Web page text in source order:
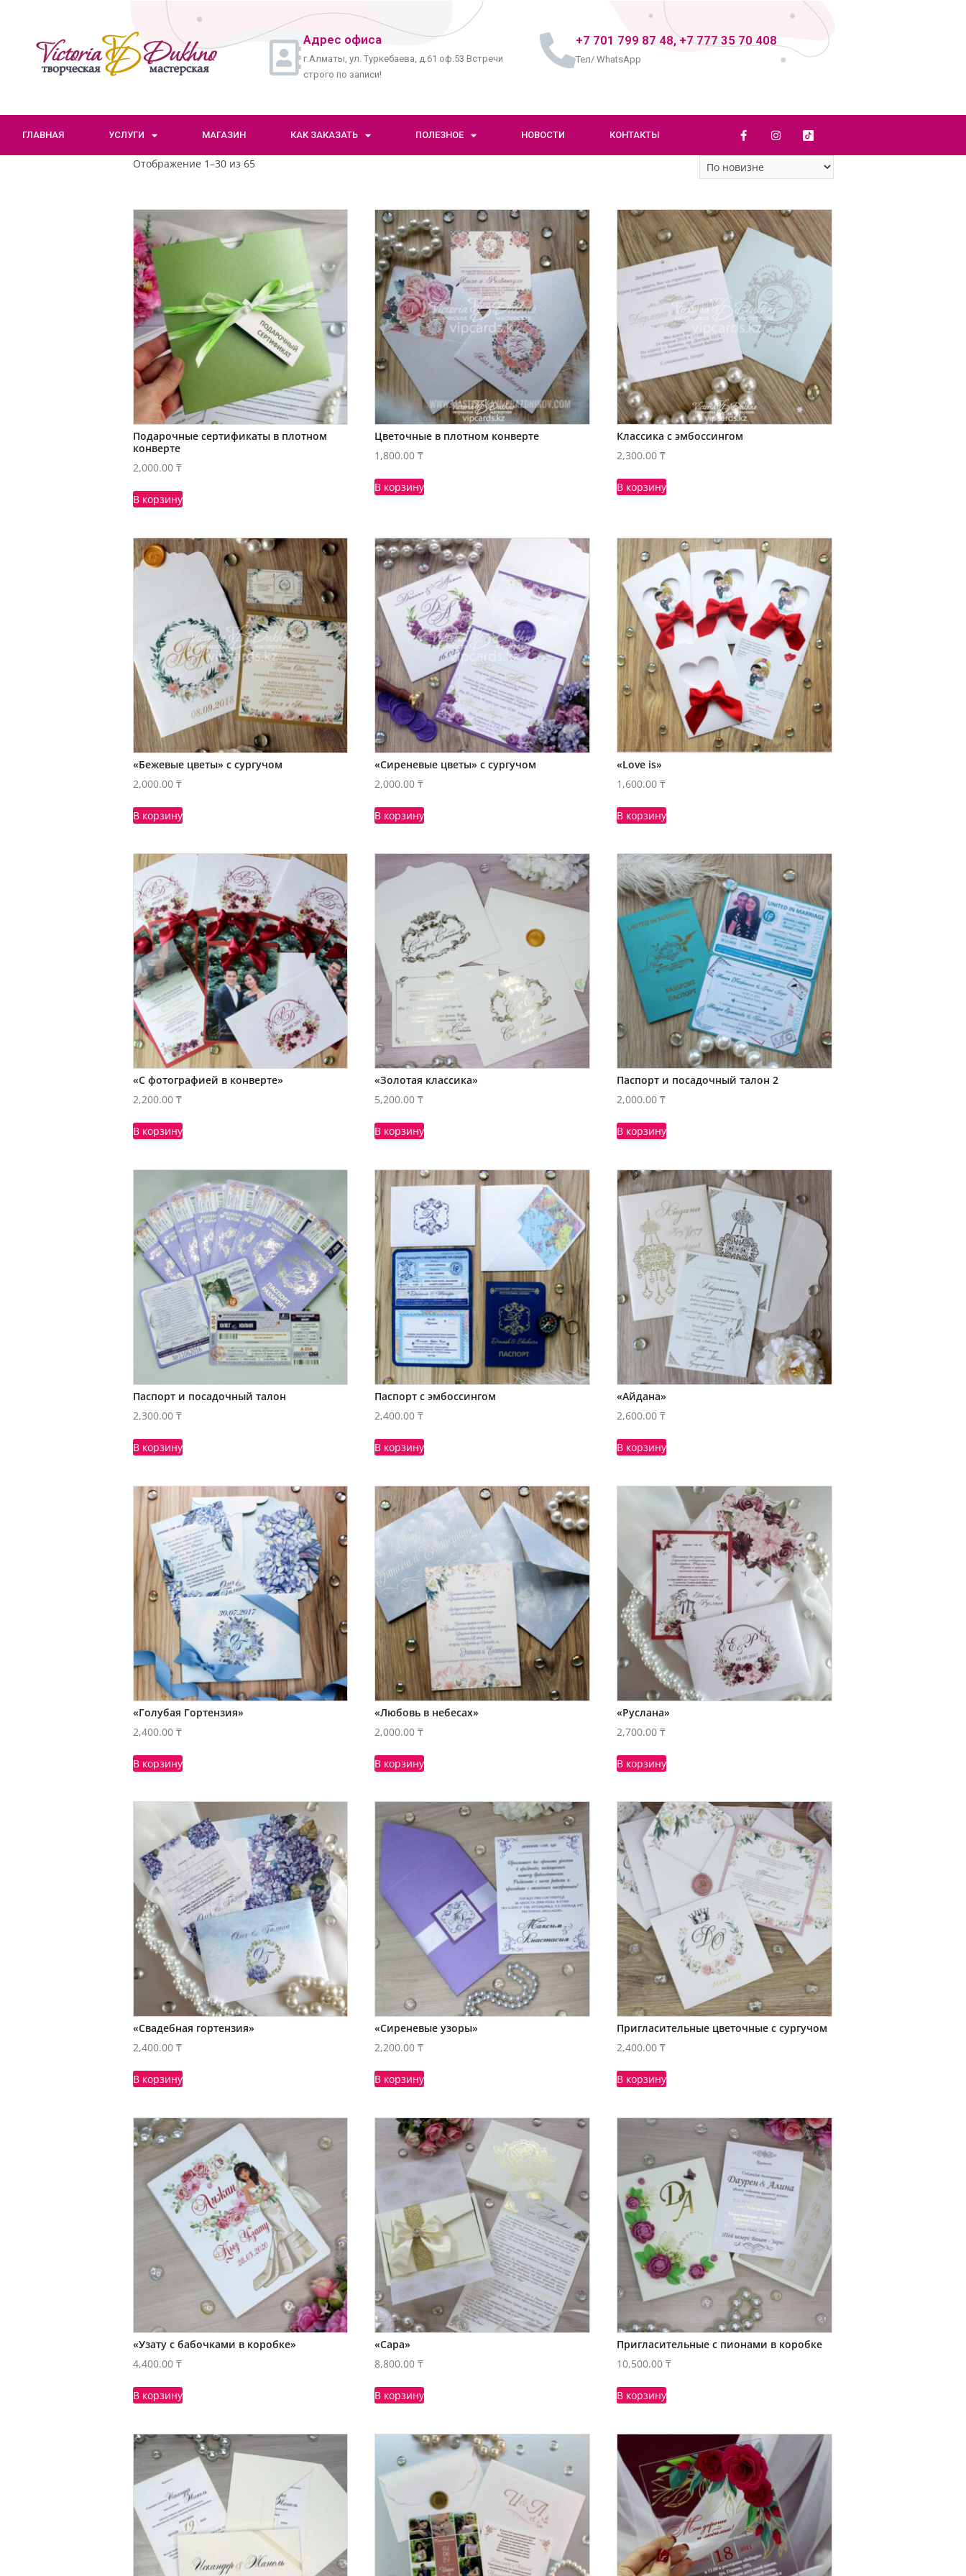
Адрес офиса
г.Алматы, ул. Туркебаева, д.61 оф.53 Встречи
строго по записи!
+7 701 799 87 48, +7 777 35 70 408
Тел/ WhatsApp
ГЛАВНАЯ УСЛУГИ МАГАЗИН КАК ЗАКАЗАТЬ ПОЛЕЗНОЕ НОВОСТИ КОНТАКТЫ
Отображение 1–30 из 65
Подарочные сертификаты в плотном
конверте
2,000.00 ₸
В корзину
Цветочные в плотном конверте
1,800.00₸
В корзину
Классика с эмбоссингом
2,300.00₸
В корзину
«Бежевые цветы» с сургучом
2,000.00 ₸
В корзину
«Сиреневые цветы» с сургучом
2,000.00₸
В корзину
«Love is»
1,600.00₸
В корзину
«С фотографией в конверте»
2,200.00 ₸
В корзину
«Золотая классика»
5,200.00₸
В корзину
Паспорт и посадочный талон 2
2,000.00₸
В корзину
Паспорт и посадочный талон
2,300.00 ₸
В корзину
Паспорт с эмбоссингом
2,400.00₸
В корзину
«Айдана»
2,600.00₸
В корзину
«Голубая Гортензия»
2,400.00 ₸
В корзину
«Любовь в небесах»
2,000.00₸
В корзину
«Руслана»
2,700.00₸
В корзину
«Свадебная гортензия»
2,400.00 ₸
В корзину
«Сиреневые узоры»
2,200.00₸
В корзину
Пригласительные цветочные с сургучом
2,400.00₸
В корзину
«Узату с бабочками в коробке»
4,400.00 ₸
В корзину
«Сара»
8,800.00₸
В корзину
Пригласительные с пионами в коробке
10,500.00₸
В корзину